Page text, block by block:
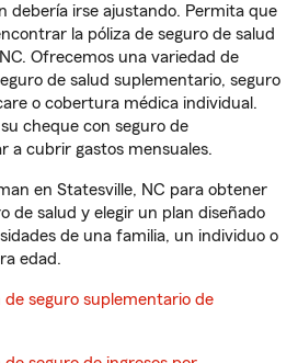
debería irse ajustando. Permita que
la póliza de seguro de salud
Ofrecemos una variedad de
de salud suplementario, seguro
o cobertura médica individual.
cheque con seguro de
a cubrir gastos mensuales.
en Statesville, NC para obtener
de salud y elegir un plan diseñado
de una familia, un individuo o
edad.
de seguro suplementario de